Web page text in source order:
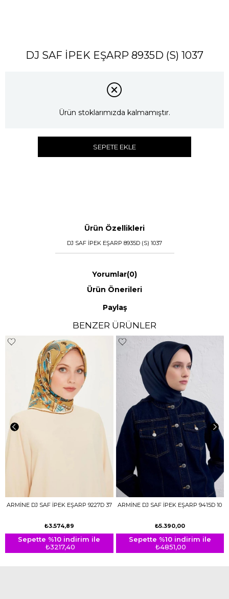
DJ SAF İPEK EŞARP 8935D (S) 1037
Ürün stoklarımızda kalmamıştır.
SEPETE EKLE
Ürün Özellikleri
DJ SAF İPEK EŞARP 8935D (S) 1037
Yorumlar(0)
Ürün Önerileri
Paylaş
BENZER ÜRÜNLER
ARMİNE DJ SAF İPEK EŞARP 9227D 37
₺3.574,89
Sepette %10 indirim ile
₺3217,40
ARMİNE DJ SAF İPEK EŞARP 9415D 10
₺5.390,00
Sepette %10 indirim ile
₺4851,00